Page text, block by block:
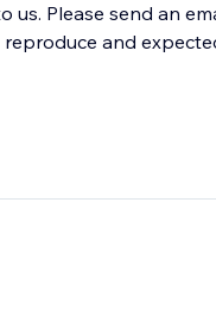
us. Please send an
and